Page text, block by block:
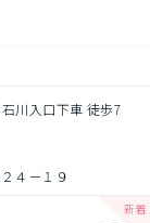
川入口下車 徒歩7
４－１９